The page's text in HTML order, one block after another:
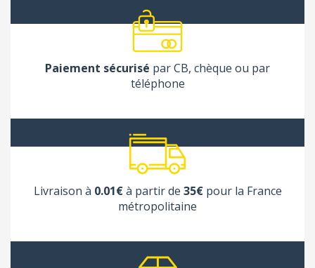
Paiement sécurisé par CB, chèque ou par
téléphone
Livraison à 0.01€à partir de 35€pour la France
métropolitaine